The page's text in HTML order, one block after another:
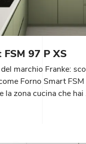
97 P XS
marchio Franke:
Forno Smart FSM
la zona cucina che hai